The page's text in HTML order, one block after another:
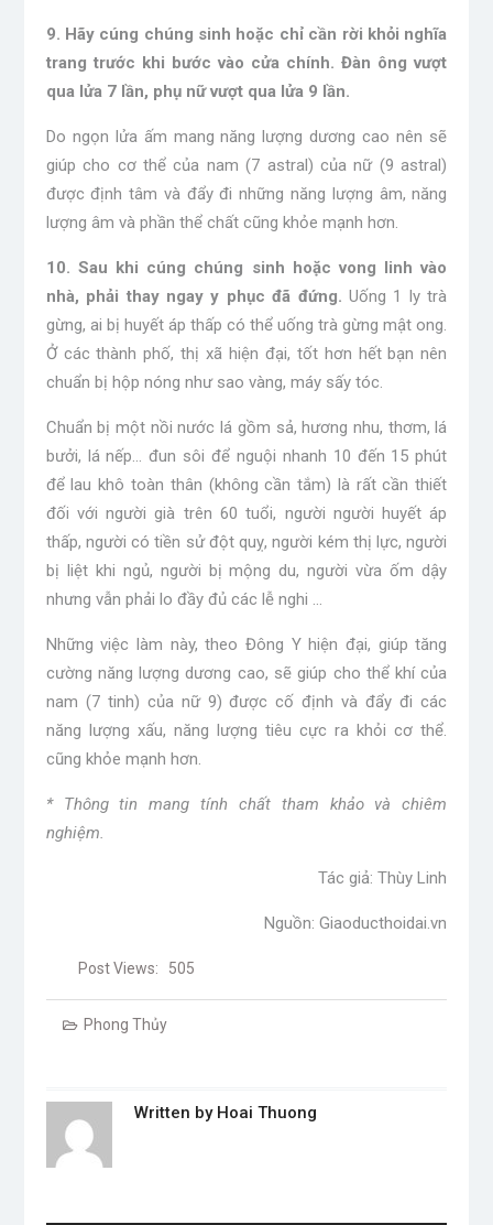
9. Hãy cúng chúng sinh hoặc chỉ cần rời khỏi nghĩa
trang trước khi bước vào cửa chính. Đàn ông vượt
qua lửa 7 lần, phụ nữ vượt qua lửa 9 lần.
Do ngọn lửa ấm mang năng lượng dương cao nên sẽ
giúp cho cơ thể của nam (7 astral) của nữ (9 astral)
được định tâm và đẩy đi những năng lượng âm, năng
lượng âm và phần thể chất cũng khỏe mạnh hơn.
10. Sau khi cúng chúng sinh hoặc vong linh vào
nhà, phải thay ngay y phục đã đứng. Uống 1 ly trà
gừng, ai bị huyết áp thấp có thể uống trà gừng mật ong.
Ở các thành phố, thị xã hiện đại, tốt hơn hết bạn nên
chuẩn bị hộp nóng như sao vàng, máy sấy tóc.
Chuẩn bị một nồi nước lá gồm sả, hương nhu, thơm, lá
bưởi, lá nếp… đun sôi để nguội nhanh 10 đến 15 phút
để lau khô toàn thân (không cần tắm) là rất cần thiết
đối với người già trên 60 tuổi, người người huyết áp
thấp, người có tiền sử đột quỵ, người kém thị lực, người
bị liệt khi ngủ, người bị mộng du, người vừa ốm dậy
nhưng vẫn phải lo đầy đủ các lễ nghi …
Những việc làm này, theo Đông Y hiện đại, giúp tăng
cường năng lượng dương cao, sẽ giúp cho thể khí của
nam (7 tinh) của nữ 9) được cố định và đẩy đi các
năng lượng xấu, năng lượng tiêu cực ra khỏi cơ thể.
cũng khỏe mạnh hơn.
* Thông tin mang tính chất tham khảo và chiêm
nghiệm.
Tác giả: Thùy Linh
Nguồn: Giaoducthoidai.vn
Post Views: 505
Phong Thủy
Written by Hoai Thuong